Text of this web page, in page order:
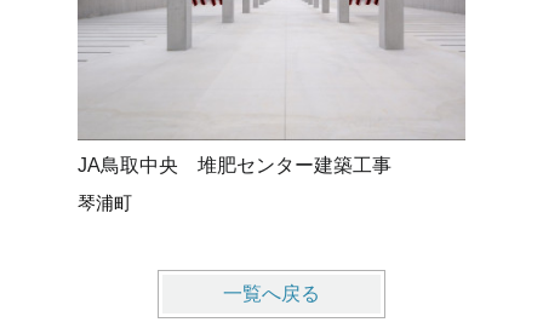
JA鳥取中央 堆肥センター建築工事
琴浦町
一覧へ戻る